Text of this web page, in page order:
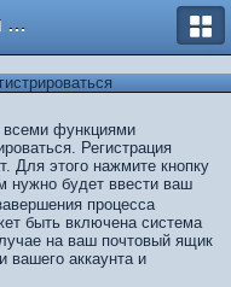
QuakeHost.ru — Форумы
всеми функциями
Регистрация
Для этого нажмите кнопку
нужно будет ввести ваш
процесса
быть включена система
на ваш почтовый ящик
вашего аккаунта и